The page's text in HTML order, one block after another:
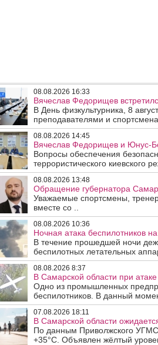
08.08.2026 16:33
Вячеслав Федорищев
В День физкультурника, 8
преподавателями и
08.08.2026 14:45
Вячеслав Федорищев и Юнус-
Вопросы обеспечения
террористического киевского
08.08.2026 13:48
Обращение губернатора
Уважаемые спортсмены,
вместе со ..
08.08.2026 10:36
Ночная атака беспилотников
В течение прошедшей ночи
беспилотных летательных
08.08.2026 8:37
В Самарской области при
Одно из промышленных
беспилотников. В данный
07.08.2026 18:11
В Самарской области
По данным Приволжского
+35°C. Объявлен жёлтый